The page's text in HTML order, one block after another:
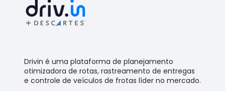
Drivin é uma plataforma de planejamento
otimizadora de rotas, rastreamento de entregas
e controle de veículos de frotas líder no mercado.